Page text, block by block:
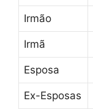
Irmão
Irmã
Esposa
Ex-Esposas